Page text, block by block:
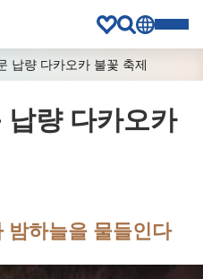
납량 다카오카 불꽃 축제
납량 다카오카
밤하늘을 물들인다